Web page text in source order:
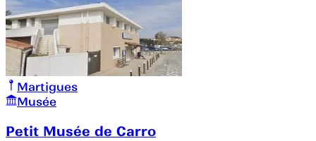
Martigues
Musée
Petit Musée de Carro